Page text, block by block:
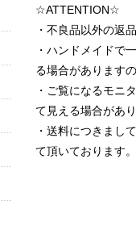
☆ATTENTION☆
・不良品以外の返
・ハンドメイドで
る場合があります
・ご覧になるモニ
て見える場合があり
・送料につきまし
て頂いております。